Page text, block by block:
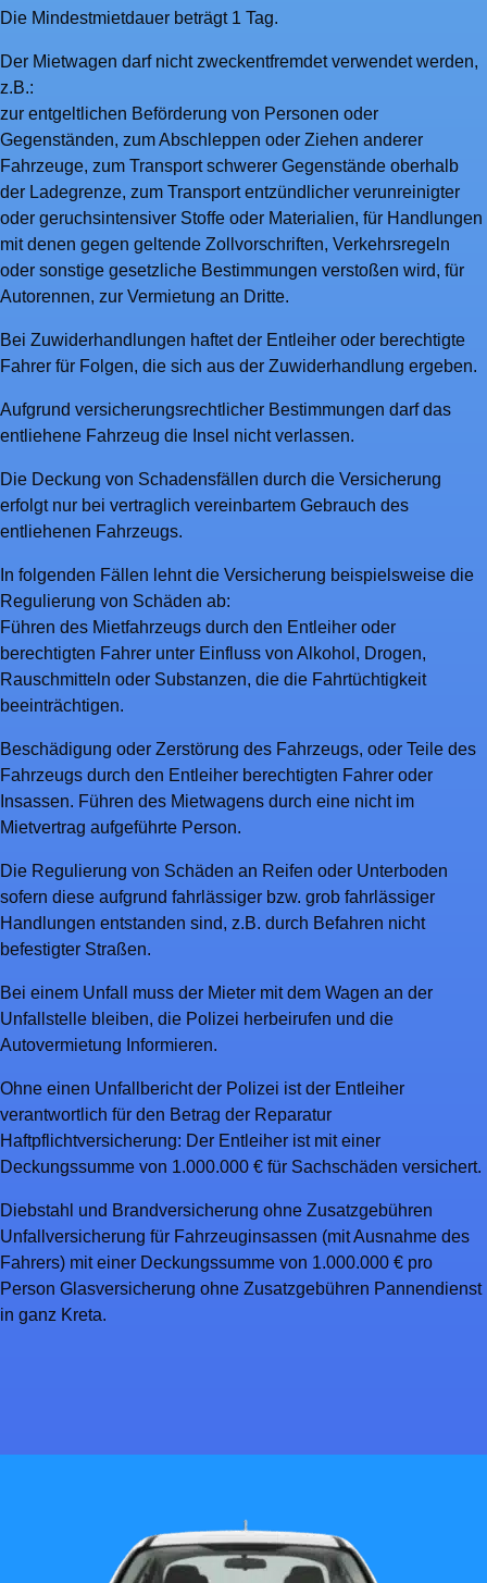
Die Mindestmietdauer beträgt 1 Tag.
Der Mietwagen darf nicht zweckentfremdet verwendet werden,
z.B.:
zur entgeltlichen Beförderung von Personen oder
Gegenständen, zum Abschleppen oder Ziehen anderer
Fahrzeuge, zum Transport schwerer Gegenstände oberhalb
der Ladegrenze, zum Transport entzündlicher verunreinigter
oder geruchsintensiver Stoffe oder Materialien, für Handlungen
mit denen gegen geltende Zollvorschriften, Verkehrsregeln
oder sonstige gesetzliche Bestimmungen verstoßen wird, für
Autorennen, zur Vermietung an Dritte.
Bei Zuwiderhandlungen haftet der Entleiher oder berechtigte
Fahrer für Folgen, die sich aus der Zuwiderhandlung ergeben.
Aufgrund versicherungsrechtlicher Bestimmungen darf das
entliehene Fahrzeug die Insel nicht verlassen.
Die Deckung von Schadensfällen durch die Versicherung
erfolgt nur bei vertraglich vereinbartem Gebrauch des
entliehenen Fahrzeugs.
In folgenden Fällen lehnt die Versicherung beispielsweise die
Regulierung von Schäden ab:
Führen des Mietfahrzeugs durch den Entleiher oder
berechtigten Fahrer unter Einfluss von Alkohol, Drogen,
Rauschmitteln oder Substanzen, die die Fahrtüchtigkeit
beeinträchtigen.
Beschädigung oder Zerstörung des Fahrzeugs, oder Teile des
Fahrzeugs durch den Entleiher berechtigten Fahrer oder
Insassen. Führen des Mietwagens durch eine nicht im
Mietvertrag aufgeführte Person.
Die Regulierung von Schäden an Reifen oder Unterboden
sofern diese aufgrund fahrlässiger bzw. grob fahrlässiger
Handlungen entstanden sind, z.B. durch Befahren nicht
befestigter Straßen.
Bei einem Unfall muss der Mieter mit dem Wagen an der
Unfallstelle bleiben, die Polizei herbeirufen und die
Autovermietung Informieren.
Ohne einen Unfallbericht der Polizei ist der Entleiher
verantwortlich für den Betrag der Reparatur
Haftpflichtversicherung: Der Entleiher ist mit einer
Deckungssumme von 1.000.000 € für Sachschäden versichert.
Diebstahl und Brandversicherung ohne Zusatzgebühren
Unfallversicherung für Fahrzeuginsassen (mit Ausnahme des
Fahrers) mit einer Deckungssumme von 1.000.000 € pro
Person Glasversicherung ohne Zusatzgebühren Pannendienst
in ganz Kreta.